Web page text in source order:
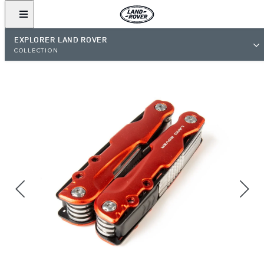
EXPLORER LAND ROVER
COLLECTION